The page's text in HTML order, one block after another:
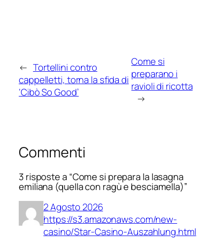
← Tortellini contro
cappelletti, torna la sfida di
‘Cibò So Good’
Come si
preparano i
ravioli di ricotta
→
Commenti
3 risposte a “Come si prepara la lasagna
emiliana (quella con ragù e besciamella)”
2 Agosto 2026
https://s3.amazonaws.com/new-
casino/Star-Casino-Auszahlung.html